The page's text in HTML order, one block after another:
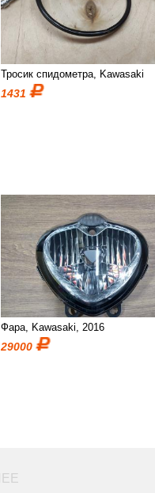
Тросик спидометра, Kawasaki
1431
Фара, Kawasaki, 2016
29000